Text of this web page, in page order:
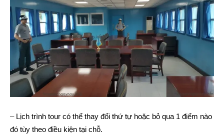
– Lịch trình tour có thể thay đổi thứ tự hoặc bỏ qua 1 điểm nào
đó tùy theo điều kiện tại chỗ.